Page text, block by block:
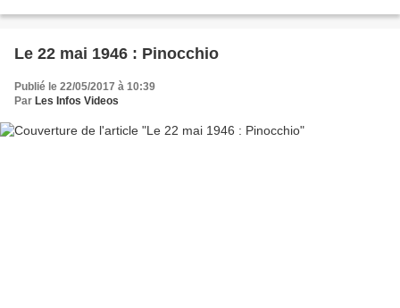
Le 22 mai 1946 : Pinocchio
Publié le 22/05/2017 à 10:39
Par Les Infos Videos